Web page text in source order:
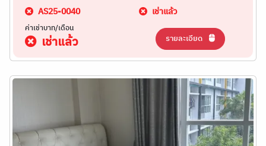
AS25-0040 เช่าแล้ว
ค่าเช่าบาท/เดือน
เช่าแล้ว รายละเอียด